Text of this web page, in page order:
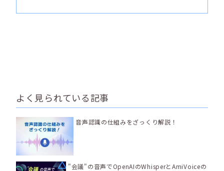
よく見られている記事
音声認識の仕組みをざっくり解説！
"会議"の音声でOpenAIのWhisperとAmiVoiceの